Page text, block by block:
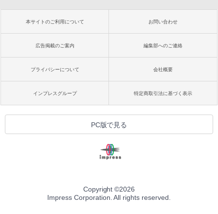
本サイトのご利用について お問い合わせ
広告掲載のご案内 編集部へのご連絡
プライバシーについて 会社概要
インプレスグループ 特定商取引法に基づく表示
PC版で見る
Copyright ©2026
Impress Corporation. All rights reserved.